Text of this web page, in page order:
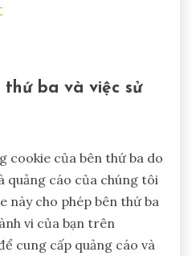
thứ ba và việc sử
cookie của bên thứ ba do
quảng cáo của chúng tôi
này cho phép bên thứ ba
vi của bạn trên
cung cấp quảng cáo và